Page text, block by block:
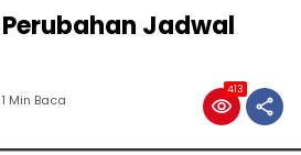
Jadwal
1 Min Baca
413